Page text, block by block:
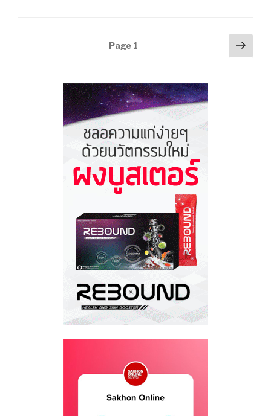
เยาวชน
รุ่น
1”
ร่วม
เรียน
รู้-
เก็บ
ข้อมูล
ทำ
แผนที่
ทุน
ทาง
วัฒนธรรม”
Page 1
Next